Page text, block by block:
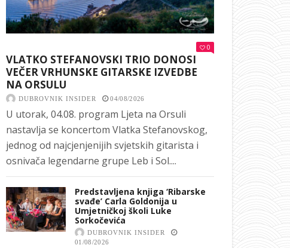
0
VLATKO STEFANOVSKI TRIO DONOSI
VEČER VRHUNSKE GITARSKE IZVEDBE
NA ORSULU
DUBROVNIK INSIDER 04/08/2026
U utorak, 04.08. program Ljeta na Orsuli
nastavlja se koncertom Vlatka Stefanovskog,
jednog od najcjenjenijih svjetskih gitarista i
osnivača legendarne grupe Leb i Sol....
Predstavljena knjiga ‘Ribarske
svađe’ Carla Goldonija u
Umjetničkoj školi Luke
Sorkočevića
DUBROVNIK INSIDER
01/08/2026